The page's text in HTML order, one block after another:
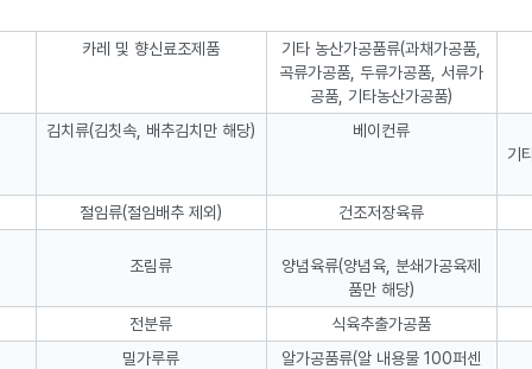
카레 및 향신료조제품
기타 농산가공품류(과채가공품,
곡류가공품, 두류가공품, 서류가
공품, 기타농산가공품)
김치류(김칫속, 배추김치만 해당)
베이컨류
기
절임류(절임배추 제외) 건조저장육류
조림류
양념육류(양념육, 분쇄가공육제
품만 해당)
전분류
식육추출가공품
밀가루류
알가공품류(알 내용물 100퍼센